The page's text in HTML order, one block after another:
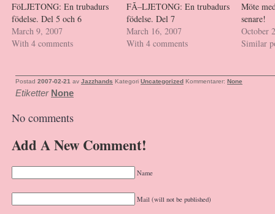
FöLJETONG: En trubadurs
födelse. Del 5 och 6
March 9, 2007
With 4 comments
FÃ–LJETONG: En trubadurs
födelse. Del 7
March 16, 2007
With 4 comments
Möte
senare!
October
Similar
Postad 2007-02-21 av Jazzhands Kategori Uncategorized Kommentarer: None
Etiketter None
No comments
Add A New Comment!
Name
Mail (will not be published)